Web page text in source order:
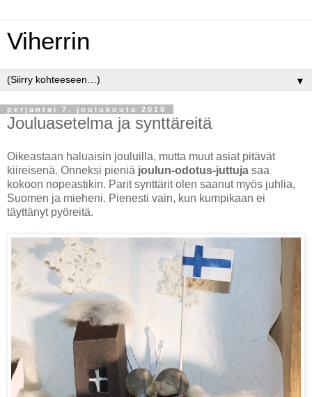
Viherrin
▼
perjantai 7. joulukuuta 2018
Jouluasetelma ja synttäreitä
Oikeastaan haluaisin jouluilla, mutta muut asiat pitävät
kiireisenä. Onneksi pieniä joulun-odotus-juttuja saa
kokoon nopeastikin. Parit synttärit olen saanut myös juhlia,
Suomen ja mieheni. Pienesti vain, kun kumpikaan ei
täyttänyt pyöreitä.